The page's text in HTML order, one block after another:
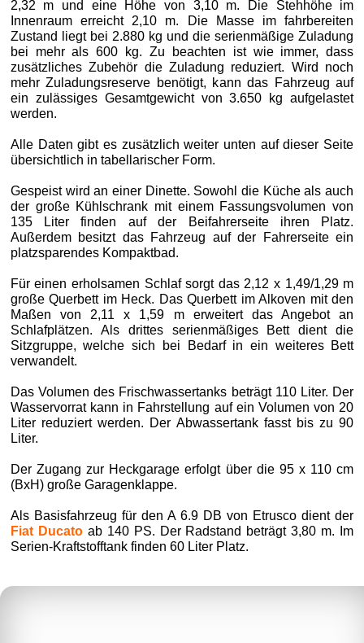
2,32 m und eine Höhe von 3,10 m. Die Stehhöhe im
Innenraum erreicht 2,10 m. Die Masse im fahrbereiten
Zustand liegt bei 2.880 kg und die serienmäßige Zuladung
bei mehr als 600 kg. Zu beachten ist wie immer, dass
zusätzliches Zubehör die Zuladung reduziert. Wird noch
mehr Zuladungsreserve benötigt, kann das Fahrzeug auf
ein zulässiges Gesamtgewicht von 3.650 kg aufgelastet
werden.
Alle Daten gibt es zusätzlich weiter unten auf dieser Seite
übersichtlich in tabellarischer Form.
Gespeist wird an einer Dinette. Sowohl die Küche als auch
der große Kühlschrank mit einem Fassungsvolumen von
135 Liter finden auf der Beifahrerseite ihren Platz.
Außerdem besitzt das Fahrzeug auf der Fahrerseite ein
platzsparendes Kompaktbad.
Für einen erholsamen Schlaf sorgt das 2,12 x 1,49/1,29 m
große Querbett im Heck. Das Querbett im Alkoven mit den
Maßen von 2,11 x 1,59 m erweitert das Angebot an
Schlafplätzen. Als drittes serienmäßiges Bett dient die
Sitzgruppe, welche sich bei Bedarf in ein weiteres Bett
verwandelt.
Das Volumen des Frischwassertanks beträgt 110 Liter. Der
Wasservorrat kann in Fahrstellung auf ein Volumen von 20
Liter reduziert werden. Der Abwassertank fasst bis zu 90
Liter.
Der Zugang zur Heckgarage erfolgt über die 95 x 110 cm
(BxH) große Garagenklappe.
Als Basisfahrzeug für den A 6.9 DB von Etrusco dient der
Fiat Ducatoab 140 PS. Der Radstand beträgt 3,80 m. Im
Serien-Kraftstofftank finden 60 Liter Platz.